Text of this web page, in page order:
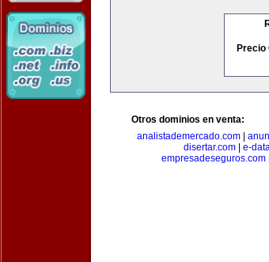
Precio
Otros dominios en venta:
analistademercado.com
disertar.com| e-
empresadeseguros.com